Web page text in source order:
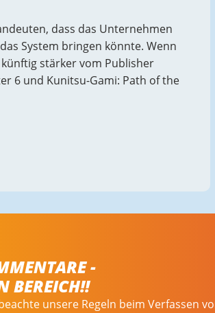
dass das Unternehmen
System bringen könnte. Wenn
stärker vom Publisher
6 und Kunitsu-Gami: Path of the
-
BEREICH!!
unsere Regeln beim Verfassen